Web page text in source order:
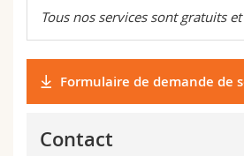
Tous nos services sont gratuits
Formulaire de demande de
Contact